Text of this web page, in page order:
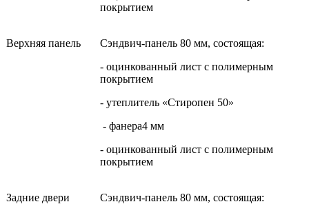
покрытием
Верхняя панель
Сэндвич-панель 80 мм, состоящая:
- оцинкованный лист с полимерным
покрытием
- утеплитель «Стиропен 50»
- фанера4 мм
- оцинкованный лист с полимерным
покрытием
Задние двери
Сэндвич-панель 80 мм, состоящая: